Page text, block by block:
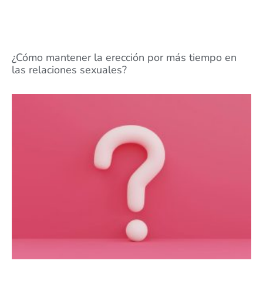
¿Cómo mantener la erección por más tiempo en
las relaciones sexuales?